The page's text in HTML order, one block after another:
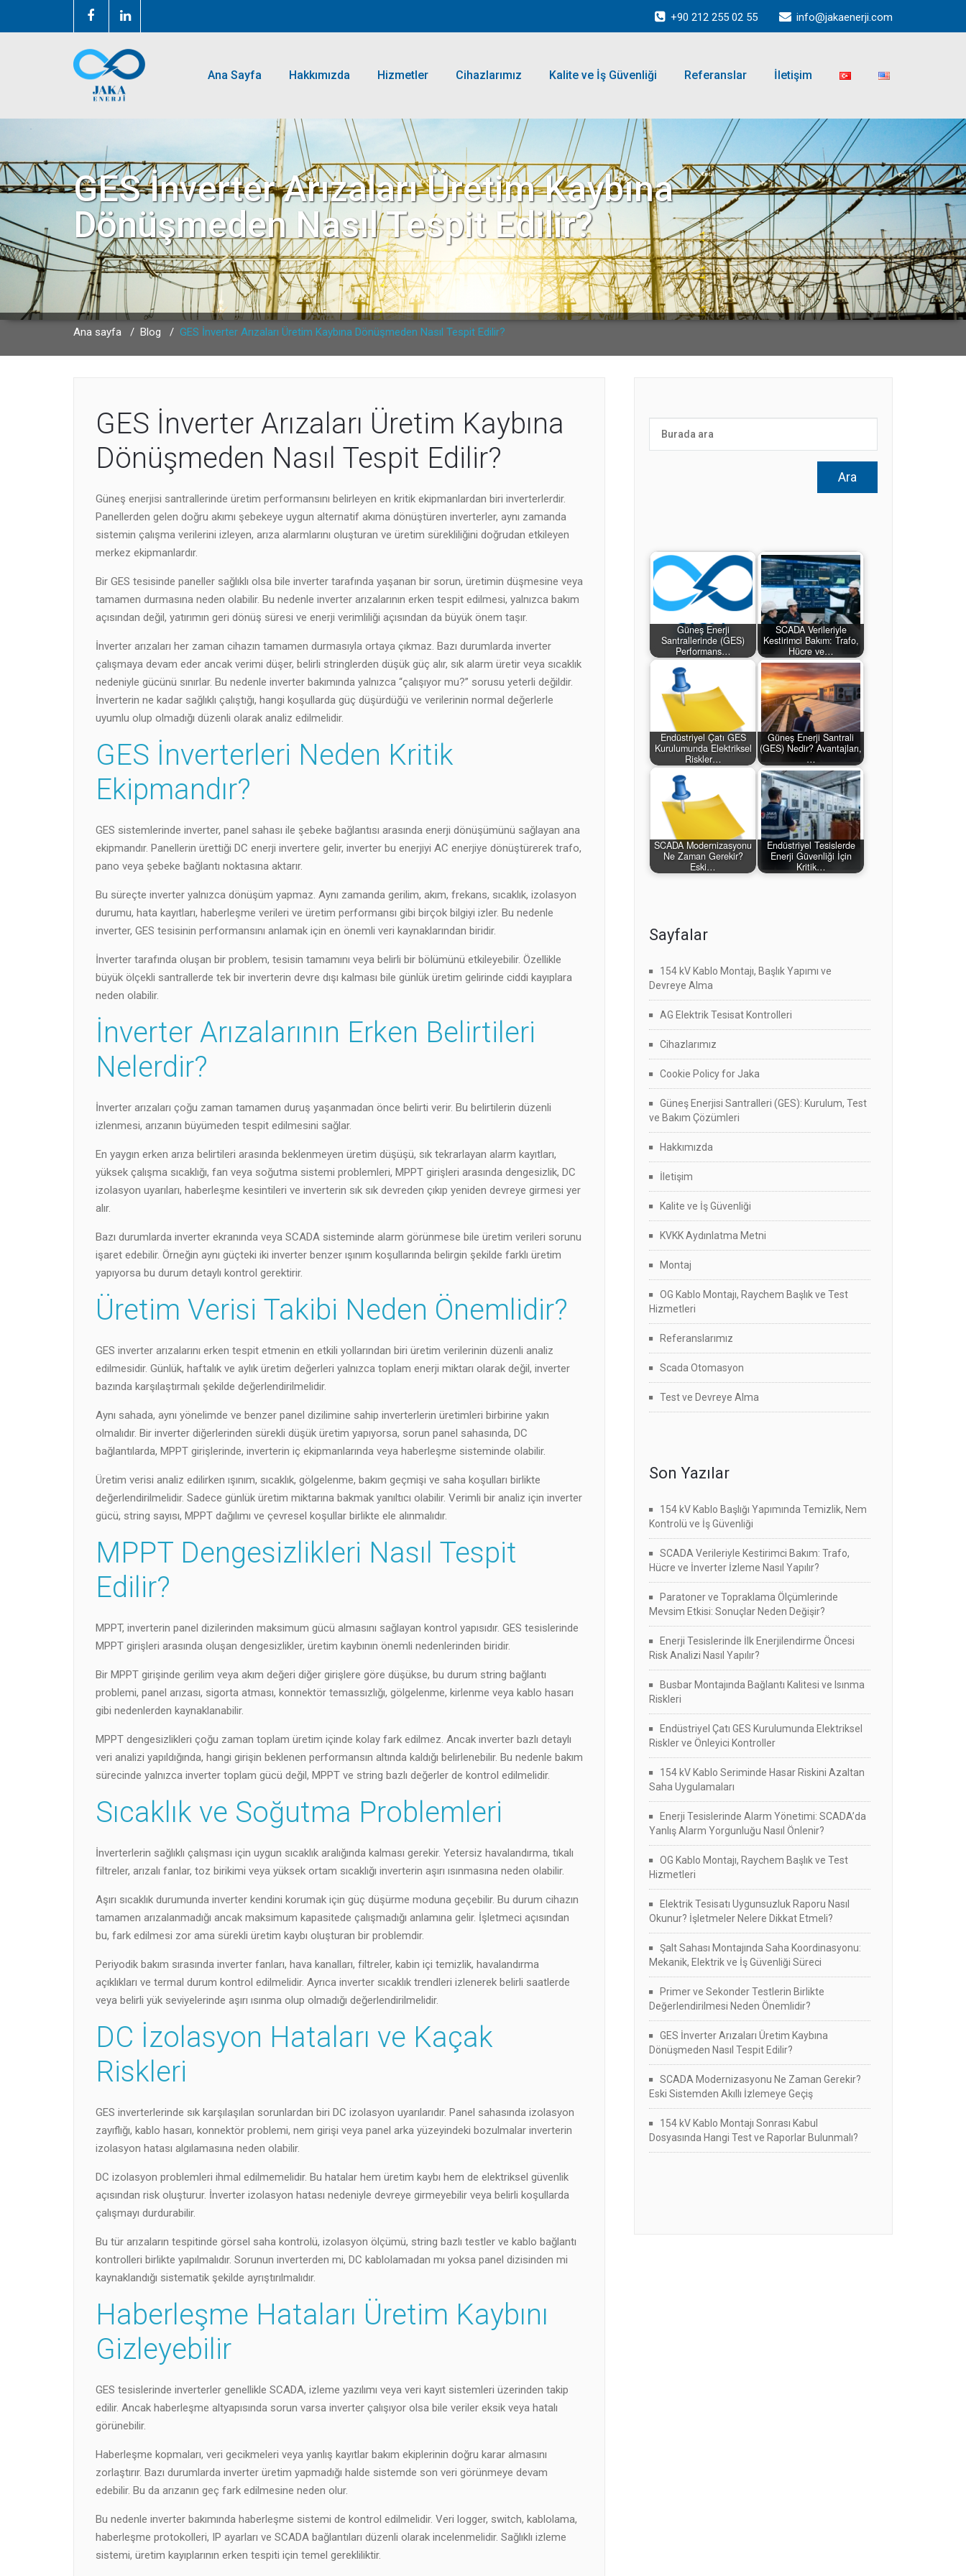
+90 212 255 02 55 info@jakaenerji.com
Ana Sayfa Hakkımızda Hizmetler Cihazlarımız Kalite ve İş Güvenliği Referanslar İletişim
GES İnverter Arızaları Üretim Kaybına
Dönüşmeden Nasıl Tespit Edilir?
Ana sayfa / Blog / GES İnverter Arızaları Üretim Kaybına Dönüşmeden Nasıl Tespit Edilir?
GES İnverter Arızaları Üretim Kaybına
Dönüşmeden Nasıl Tespit Edilir?
Güneş enerjisi santrallerinde üretim performansını belirleyen en kritik ekipmanlardan biri inverterlerdir.
Panellerden gelen doğru akımı şebekeye uygun alternatif akıma dönüştüren inverterler, aynı zamanda
sistemin çalışma verilerini izleyen, arıza alarmlarını oluşturan ve üretim sürekliliğini doğrudan etkileyen
merkez ekipmanlardır.
Bir GES tesisinde paneller sağlıklı olsa bile inverter tarafında yaşanan bir sorun, üretimin düşmesine veya
tamamen durmasına neden olabilir. Bu nedenle inverter arızalarının erken tespit edilmesi, yalnızca bakım
açısından değil, yatırımın geri dönüş süresi ve enerji verimliliği açısından da büyük önem taşır.
İnverter arızaları her zaman cihazın tamamen durmasıyla ortaya çıkmaz. Bazı durumlarda inverter
çalışmaya devam eder ancak verimi düşer, belirli stringlerden düşük güç alır, sık alarm üretir veya sıcaklık
nedeniyle gücünü sınırlar. Bu nedenle inverter bakımında yalnızca “çalışıyor mu?” sorusu yeterli değildir.
İnverterin ne kadar sağlıklı çalıştığı, hangi koşullarda güç düşürdüğü ve verilerinin normal değerlerle
uyumlu olup olmadığı düzenli olarak analiz edilmelidir.
GES İnverterleri Neden Kritik
Ekipmandır?
GES sistemlerinde inverter, panel sahası ile şebeke bağlantısı arasında enerji dönüşümünü sağlayan ana
ekipmandır. Panellerin ürettiği DC enerji invertere gelir, inverter bu enerjiyi AC enerjiye dönüştürerek trafo,
pano veya şebeke bağlantı noktasına aktarır.
Bu süreçte inverter yalnızca dönüşüm yapmaz. Aynı zamanda gerilim, akım, frekans, sıcaklık, izolasyon
durumu, hata kayıtları, haberleşme verileri ve üretim performansı gibi birçok bilgiyi izler. Bu nedenle
inverter, GES tesisinin performansını anlamak için en önemli veri kaynaklarından biridir.
İnverter tarafında oluşan bir problem, tesisin tamamını veya belirli bir bölümünü etkileyebilir. Özellikle
büyük ölçekli santrallerde tek bir inverterin devre dışı kalması bile günlük üretim gelirinde ciddi kayıplara
neden olabilir.
İnverter Arızalarının Erken Belirtileri
Nelerdir?
İnverter arızaları çoğu zaman tamamen duruş yaşanmadan önce belirti verir. Bu belirtilerin düzenli
izlenmesi, arızanın büyümeden tespit edilmesini sağlar.
En yaygın erken arıza belirtileri arasında beklenmeyen üretim düşüşü, sık tekrarlayan alarm kayıtları,
yüksek çalışma sıcaklığı, fan veya soğutma sistemi problemleri, MPPT girişleri arasında dengesizlik, DC
izolasyon uyarıları, haberleşme kesintileri ve inverterin sık sık devreden çıkıp yeniden devreye girmesi yer
alır.
Bazı durumlarda inverter ekranında veya SCADA sisteminde alarm görünmese bile üretim verileri sorunu
işaret edebilir. Örneğin aynı güçteki iki inverter benzer ışınım koşullarında belirgin şekilde farklı üretim
yapıyorsa bu durum detaylı kontrol gerektirir.
Üretim Verisi Takibi Neden Önemlidir?
GES inverter arızalarını erken tespit etmenin en etkili yollarından biri üretim verilerinin düzenli analiz
edilmesidir. Günlük, haftalık ve aylık üretim değerleri yalnızca toplam enerji miktarı olarak değil, inverter
bazında karşılaştırmalı şekilde değerlendirilmelidir.
Aynı sahada, aynı yönelimde ve benzer panel dizilimine sahip inverterlerin üretimleri birbirine yakın
olmalıdır. Bir inverter diğerlerinden sürekli düşük üretim yapıyorsa, sorun panel sahasında, DC
bağlantılarda, MPPT girişlerinde, inverterin iç ekipmanlarında veya haberleşme sisteminde olabilir.
Üretim verisi analiz edilirken ışınım, sıcaklık, gölgelenme, bakım geçmişi ve saha koşulları birlikte
değerlendirilmelidir. Sadece günlük üretim miktarına bakmak yanıltıcı olabilir. Verimli bir analiz için inverter
gücü, string sayısı, MPPT dağılımı ve çevresel koşullar birlikte ele alınmalıdır.
MPPT Dengesizlikleri Nasıl Tespit
Edilir?
MPPT, inverterin panel dizilerinden maksimum gücü almasını sağlayan kontrol yapısıdır. GES tesislerinde
MPPT girişleri arasında oluşan dengesizlikler, üretim kaybının önemli nedenlerinden biridir.
Bir MPPT girişinde gerilim veya akım değeri diğer girişlere göre düşükse, bu durum string bağlantı
problemi, panel arızası, sigorta atması, konnektör temassızlığı, gölgelenme, kirlenme veya kablo hasarı
gibi nedenlerden kaynaklanabilir.
MPPT dengesizlikleri çoğu zaman toplam üretim içinde kolay fark edilmez. Ancak inverter bazlı detaylı
veri analizi yapıldığında, hangi girişin beklenen performansın altında kaldığı belirlenebilir. Bu nedenle bakım
sürecinde yalnızca inverter toplam gücü değil, MPPT ve string bazlı değerler de kontrol edilmelidir.
Sıcaklık ve Soğutma Problemleri
İnverterlerin sağlıklı çalışması için uygun sıcaklık aralığında kalması gerekir. Yetersiz havalandırma, tıkalı
filtreler, arızalı fanlar, toz birikimi veya yüksek ortam sıcaklığı inverterin aşırı ısınmasına neden olabilir.
Aşırı sıcaklık durumunda inverter kendini korumak için güç düşürme moduna geçebilir. Bu durum cihazın
tamamen arızalanmadığı ancak maksimum kapasitede çalışmadığı anlamına gelir. İşletmeci açısından
bu, fark edilmesi zor ama sürekli üretim kaybı oluşturan bir problemdir.
Periyodik bakım sırasında inverter fanları, hava kanalları, filtreler, kabin içi temizlik, havalandırma
açıklıkları ve termal durum kontrol edilmelidir. Ayrıca inverter sıcaklık trendleri izlenerek belirli saatlerde
veya belirli yük seviyelerinde aşırı ısınma olup olmadığı değerlendirilmelidir.
DC İzolasyon Hataları ve Kaçak
Riskleri
GES inverterlerinde sık karşılaşılan sorunlardan biri DC izolasyon uyarılarıdır. Panel sahasında izolasyon
zayıflığı, kablo hasarı, konnektör problemi, nem girişi veya panel arka yüzeyindeki bozulmalar inverterin
izolasyon hatası algılamasına neden olabilir.
DC izolasyon problemleri ihmal edilmemelidir. Bu hatalar hem üretim kaybı hem de elektriksel güvenlik
açısından risk oluşturur. İnverter izolasyon hatası nedeniyle devreye girmeyebilir veya belirli koşullarda
çalışmayı durdurabilir.
Bu tür arızaların tespitinde görsel saha kontrolü, izolasyon ölçümü, string bazlı testler ve kablo bağlantı
kontrolleri birlikte yapılmalıdır. Sorunun inverterden mi, DC kablolamadan mı yoksa panel dizisinden mi
kaynaklandığı sistematik şekilde ayrıştırılmalıdır.
Haberleşme Hataları Üretim Kaybını
Gizleyebilir
GES tesislerinde inverterler genellikle SCADA, izleme yazılımı veya veri kayıt sistemleri üzerinden takip
edilir. Ancak haberleşme altyapısında sorun varsa inverter çalışıyor olsa bile veriler eksik veya hatalı
görünebilir.
Haberleşme kopmaları, veri gecikmeleri veya yanlış kayıtlar bakım ekiplerinin doğru karar almasını
zorlaştırır. Bazı durumlarda inverter üretim yapmadığı halde sistemde son veri görünmeye devam
edebilir. Bu da arızanın geç fark edilmesine neden olur.
Bu nedenle inverter bakımında haberleşme sistemi de kontrol edilmelidir. Veri logger, switch, kablolama,
haberleşme protokolleri, IP ayarları ve SCADA bağlantıları düzenli olarak incelenmelidir. Sağlıklı izleme
sistemi, üretim kayıplarının erken tespiti için temel gerekliliktir.
Güneş Enerji
Santrallerinde (GES)
Performans…
SCADA Verileriyle
Kestirimci Bakım: Trafo,
Hücre ve…
Endüstriyel Çatı GES
Kurulumunda Elektriksel
Riskler…
Güneş Enerji Santrali
(GES) Nedir? Avantajları,
…
SCADA Modernizasyonu
Ne Zaman Gerekir?
Eski…
Endüstriyel Tesislerde
Enerji Güvenliği İçin
Kritik…
Sayfalar
154 kV Kablo Montajı, Başlık Yapımı ve
Devreye Alma
AG Elektrik Tesisat Kontrolleri
Cihazlarımız
Cookie Policy for Jaka
Güneş Enerjisi Santralleri (GES): Kurulum, Test
ve Bakım Çözümleri
Hakkımızda
İletişim
Kalite ve İş Güvenliği
KVKK Aydınlatma Metni
Montaj
OG Kablo Montajı, Raychem Başlık ve Test
Hizmetleri
Referanslarımız
Scada Otomasyon
Test ve Devreye Alma
Son Yazılar
154 kV Kablo Başlığı Yapımında Temizlik, Nem
Kontrolü ve İş Güvenliği
SCADA Verileriyle Kestirimci Bakım: Trafo,
Hücre ve İnverter İzleme Nasıl Yapılır?
Paratoner ve Topraklama Ölçümlerinde
Mevsim Etkisi: Sonuçlar Neden Değişir?
Enerji Tesislerinde İlk Enerjilendirme Öncesi
Risk Analizi Nasıl Yapılır?
Busbar Montajında Bağlantı Kalitesi ve Isınma
Riskleri
Endüstriyel Çatı GES Kurulumunda Elektriksel
Riskler ve Önleyici Kontroller
154 kV Kablo Seriminde Hasar Riskini Azaltan
Saha Uygulamaları
Enerji Tesislerinde Alarm Yönetimi: SCADA’da
Yanlış Alarm Yorgunluğu Nasıl Önlenir?
OG Kablo Montajı, Raychem Başlık ve Test
Hizmetleri
Elektrik Tesisatı Uygunsuzluk Raporu Nasıl
Okunur? İşletmeler Nelere Dikkat Etmeli?
Şalt Sahası Montajında Saha Koordinasyonu:
Mekanik, Elektrik ve İş Güvenliği Süreci
Primer ve Sekonder Testlerin Birlikte
Değerlendirilmesi Neden Önemlidir?
GES İnverter Arızaları Üretim Kaybına
Dönüşmeden Nasıl Tespit Edilir?
SCADA Modernizasyonu Ne Zaman Gerekir?
Eski Sistemden Akıllı İzlemeye Geçiş
154 kV Kablo Montajı Sonrası Kabul
Dosyasında Hangi Test ve Raporlar Bulunmalı?